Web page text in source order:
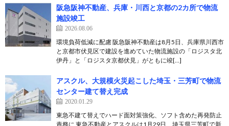
阪急阪神不動産、兵庫・川西と京都の2カ所で物流
施設竣工
2026.08.06
環境負荷低減に配慮 阪急阪神不動産は8月5日、兵庫県川西市
と京都市伏見区で建設を進めていた物流施設の「ロジスタ北
伊丹」と「ロジスタ京都伏見」がともに竣[…]
アスクル、大規模火災起こした埼玉・三芳町で物流
センター建て替え完成
2020.01.29
東急不建て替えでハード面対策強化、ソフト含めた再発防止
責務に 東急不動産とアスクルは1月29日、埼玉県三芳町で新